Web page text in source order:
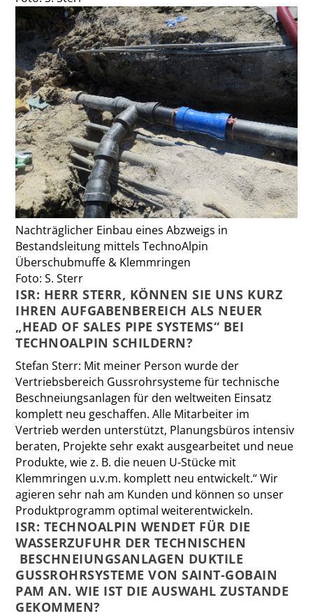
Nachträglicher Einbau eines Abzweigs in
Bestandsleitung mittels TechnoAlpin
Überschubmuffe & Klemmringen
Foto: S. Sterr
ISR: HERR STERR, KÖNNEN SIE UNS KURZ
IHREN AUFGABENBEREICH ALS NEUER
„HEAD OF SALES PIPE SYSTEMS“ BEI
TECHNOALPIN SCHILDERN?
Stefan Sterr: Mit meiner Person wurde der
Vertriebsbereich Gussrohrsysteme für technische
Beschneiungsanlagen für den weltweiten Einsatz
komplett neu geschaffen. Alle Mitarbeiter im
Vertrieb werden unterstützt, Planungsbüros intensiv
beraten, Projekte sehr exakt ausgearbeitet und neue
Produkte, wie z. B. die neuen U-Stücke mit
Klemmringen u.v.m. komplett neu entwickelt.“ Wir
agieren sehr nah am Kunden und können so unser
Produktprogramm optimal weiterentwickeln.
ISR: TECHNOALPIN WENDET FÜR DIE
WASSERZUFUHR DER TECHNISCHEN
BESCHNEIUNGSANLAGEN DUKTILE
GUSSROHRSYSTEME VON SAINT-GOBAIN
PAM AN. WIE IST DIE AUSWAHL ZUSTANDE
GEKOMMEN?